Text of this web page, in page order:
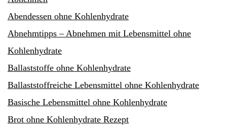
Abendessen ohne Kohlenhydrate
Abnehmtipps – Abnehmen mit Lebensmittel ohne
Kohlenhydrate
Ballaststoffe ohne Kohlenhydrate
Ballaststoffreiche Lebensmittel ohne Kohlenhydrate
Basische Lebensmittel ohne Kohlenhydrate
Brot ohne Kohlenhydrate Rezept